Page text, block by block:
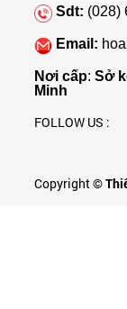
Sdt: (028)
Email:
Nơi cấp: Sở
Minh
FOLLOW US :
Copyright ©